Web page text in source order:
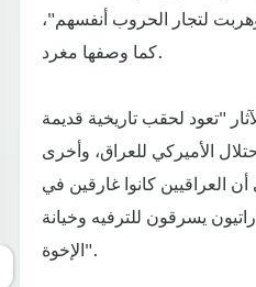
لتجار الحروب أنفسهم"،
كما وصفها مغرد.
"تعود لحقب تاريخية قديمة
الأميركي للعراق، وأخرى
العراقيين كانوا غارقين في
يسرقون للترفيه وخيانة
الإخوة".